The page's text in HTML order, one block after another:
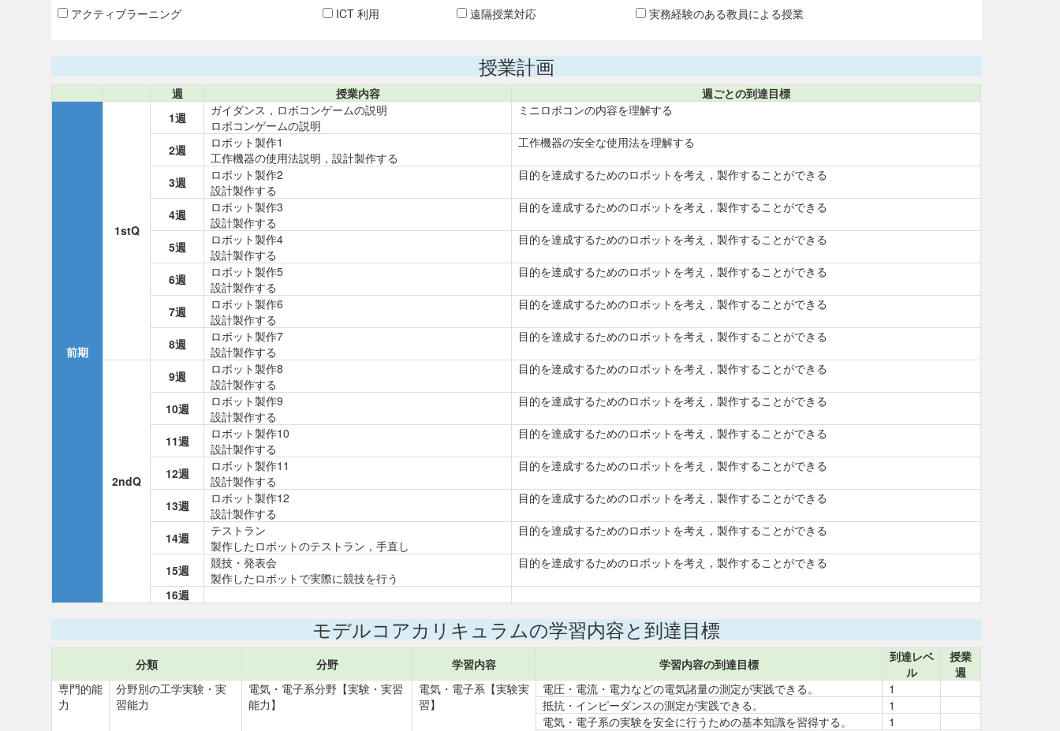
アクティブラーニング ICT 利用 遠隔授業対応 実務経験のある教員による授業
授業計画
週 授業内容 週ごとの到達目標
前期
1stQ
1週
ガイダンス，ロボコンゲームの説明
ロボコンゲームの説明
ミニロボコンの内容を理解する
2週
ロボット製作1
工作機器の使用法説明，設計製作する
工作機器の安全な使用法を理解する
3週
ロボット製作2
設計製作する
目的を達成するためのロボットを考え，製作することができる
4週
ロボット製作3
設計製作する
目的を達成するためのロボットを考え，製作することができる
5週
ロボット製作4
設計製作する
目的を達成するためのロボットを考え，製作することができる
6週
ロボット製作5
設計製作する
目的を達成するためのロボットを考え，製作することができる
7週
ロボット製作6
設計製作する
目的を達成するためのロボットを考え，製作することができる
8週
ロボット製作7
設計製作する
目的を達成するためのロボットを考え，製作することができる
2ndQ
9週
ロボット製作8
設計製作する
目的を達成するためのロボットを考え，製作することができる
10週
ロボット製作9
設計製作する
目的を達成するためのロボットを考え，製作することができる
11週
ロボット製作10
設計製作する
目的を達成するためのロボットを考え，製作することができる
12週
ロボット製作11
設計製作する
目的を達成するためのロボットを考え，製作することができる
13週
ロボット製作12
設計製作する
目的を達成するためのロボットを考え，製作することができる
14週
テストラン
製作したロボットのテストラン，手直し
目的を達成するためのロボットを考え，製作することができる
15週
競技・発表会
製作したロボットで実際に競技を行う
目的を達成するためのロボットを考え，製作することができる
16週
モデルコアカリキュラムの学習内容と到達目標
分類 分野 学習内容 学習内容の到達目標
到達レベ
ル
授業
週
専門的能
力
分野別の工学実験・実
習能力
電気・電子系分野【実験・実習
能力】
電気・電子系【実験実
習】
電圧・電流・電力などの電気諸量の測定が実践できる。
1
抵抗・インピーダンスの測定が実践できる。
1
電気・電子系の実験を安全に行うための基本知識を習得する。
1